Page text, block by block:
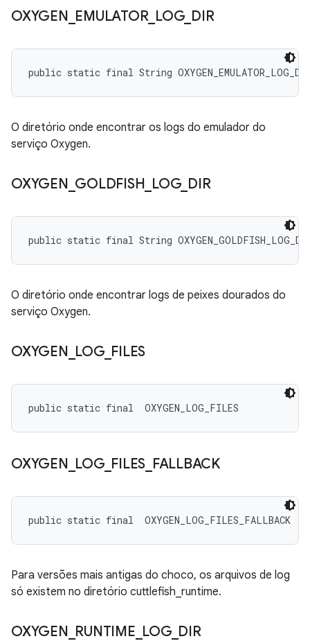
OXYGEN EMULATOR_ LOG_ DIR
public static final String
O diretório onde encontrar os logs do emulador do
serviço Oxygen.
OXYGEN GOLDFISH LOG_ DIR
public static final String
O diretório onde encontrar logs de peixes dourados do
serviço Oxygen.
OXYGEN LOG_ FILES
public static final OXYGEN_LOG_FILES
OXYGEN LOG_ FILES FALLBACK
public static final OXYGEN_LOG_FILES_FALLBACK
Para versões mais antigas do choco, os arquivos de log
só existem no diretório cuttlefish_runtime.
OXYGEN RUNTIME LOG_ DIR